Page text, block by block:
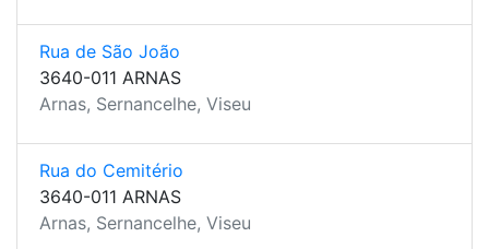
Rua de São João
3640-011 ARNAS
Arnas, Sernancelhe, Viseu
Rua do Cemitério
3640-011 ARNAS
Arnas, Sernancelhe, Viseu